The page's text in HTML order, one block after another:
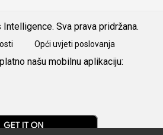
Sva prava pridržana.
Opći uvjeti poslovanja
našu mobilnu aplikaciju: